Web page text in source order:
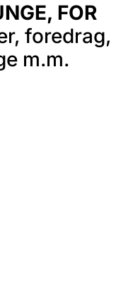
FOR
foredrag,
m.m.